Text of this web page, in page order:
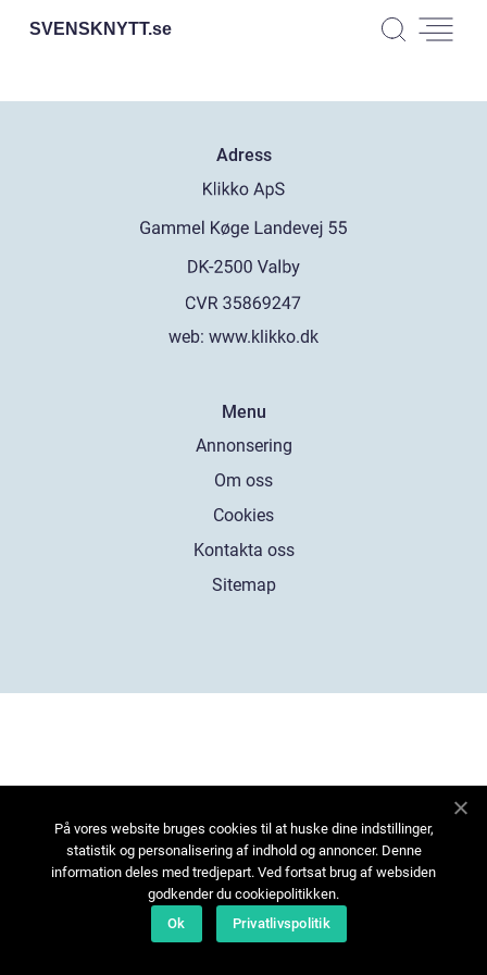
SVENSKNYTT.se
Adress
web: www.klikko.dk
Menu
Annonsering
Om oss
Cookies
Kontakta oss
Sitemap
På vores website bruges cookies til at huske dine indstillinger,
statistik og personalisering af indhold og annoncer. Denne
information deles med tredjepart. Ved fortsat brug af websiden
godkender du cookiepolitikken.
Ok
Privatlivspolitik